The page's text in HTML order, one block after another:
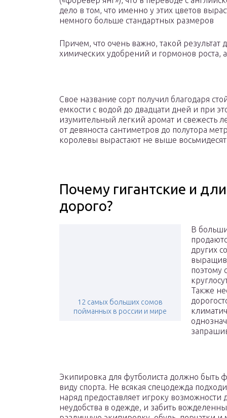
дело в том, что именно у этих цветов
немного больше стандартных размеров
Причем, что очень важно, такой
химических удобрений и гормонов роста,
Свое название сорт получил благодаря
емкости с водой до двадцати дней и при
изумительный легкий аромат и свежесть
от девяноста сантиметров до полутора
королевы вырастают не выше
Почему гигантские и
дорого?
12 самых больших сомов
пойманных в россии и мире
В
других
поэтому
Также
Экипировка для футболиста должно быть
виду спорта. Не всякая спецодежда
наряд предоставляет игроку возможности
неудобства в одежде, и забить